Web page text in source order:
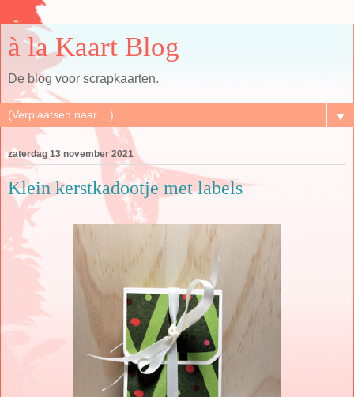
à la Kaart Blog
De blog voor scrapkaarten.
▼
zaterdag 13 november 2021
Klein kerstkadootje met labels